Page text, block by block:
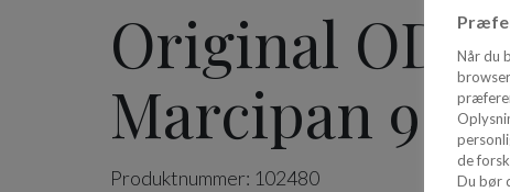
Original
Marcipan 900
Produktnummer: 102480
Når du
de
Du bør